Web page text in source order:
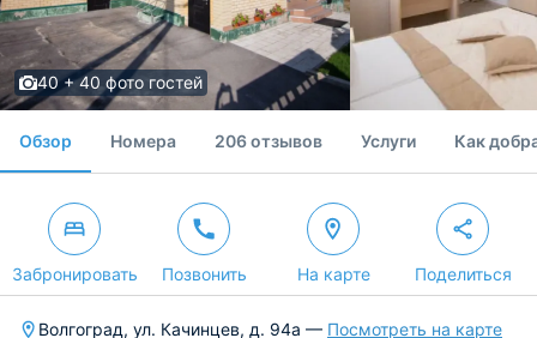
40 + 40 фото гостей
Обзор Номера 206 отзывов Услуги Как
Забронировать Позвонить На карте Поделиться
Волгоград, ул. Качинцев, д. 94а — Посмотреть на карте